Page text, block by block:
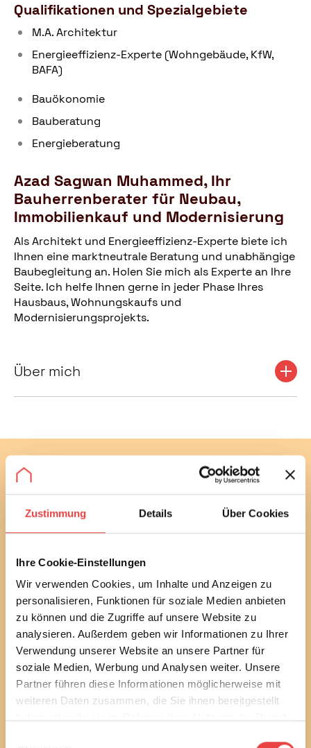
Zustimmung Details Über Cookies
Ihre Cookie-Einstellungen
Wir verwenden Cookies, um Inhalte und Anzeigen zu
personalisieren, Funktionen für soziale Medien anbieten
zu können und die Zugriffe auf unsere Website zu
analysieren. Außerdem geben wir Informationen zu Ihrer
Verwendung unserer Website an unsere Partner für
soziale Medien, Werbung und Analysen weiter. Unsere
Partner führen diese Informationen möglicherweise mit
weiteren Daten zusammen, die Sie ihnen bereitgestellt
Qualifikationen und Spezialgebiete
M.A. Architektur
Energieeffizienz-Experte (Wohngebäude, KfW,
BAFA)
Bauökonomie
Bauberatung
Energieberatung
Azad Sagwan Muhammed, Ihr
Bauherrenberater für Neubau,
Immobilienkauf und Modernisierung
Als Architekt und Energieeffizienz-Experte biete ich
Ihnen eine marktneutrale Beratung und unabhängige
Baubegleitung an. Holen Sie mich als Experte an Ihre
Seite. Ich helfe Ihnen gerne in jeder Phase Ihres
Hausbaus, Wohnungskaufs und
Modernisierungsprojekts.
Über mich
Abonnieren Sie jetzt unseren
kostenlosen Newsletter
Mit unserem monatlichen Newsletter bleiben Sie bei
Erfahren Sie außerdem alle aktuellen Termine und
Sie können diesen Service in jedem Newsletter wieder
abbestellen.
Ich habe dieDatenschutzbestimmungen gelesen
und stimme diesen zu.
E-Mail